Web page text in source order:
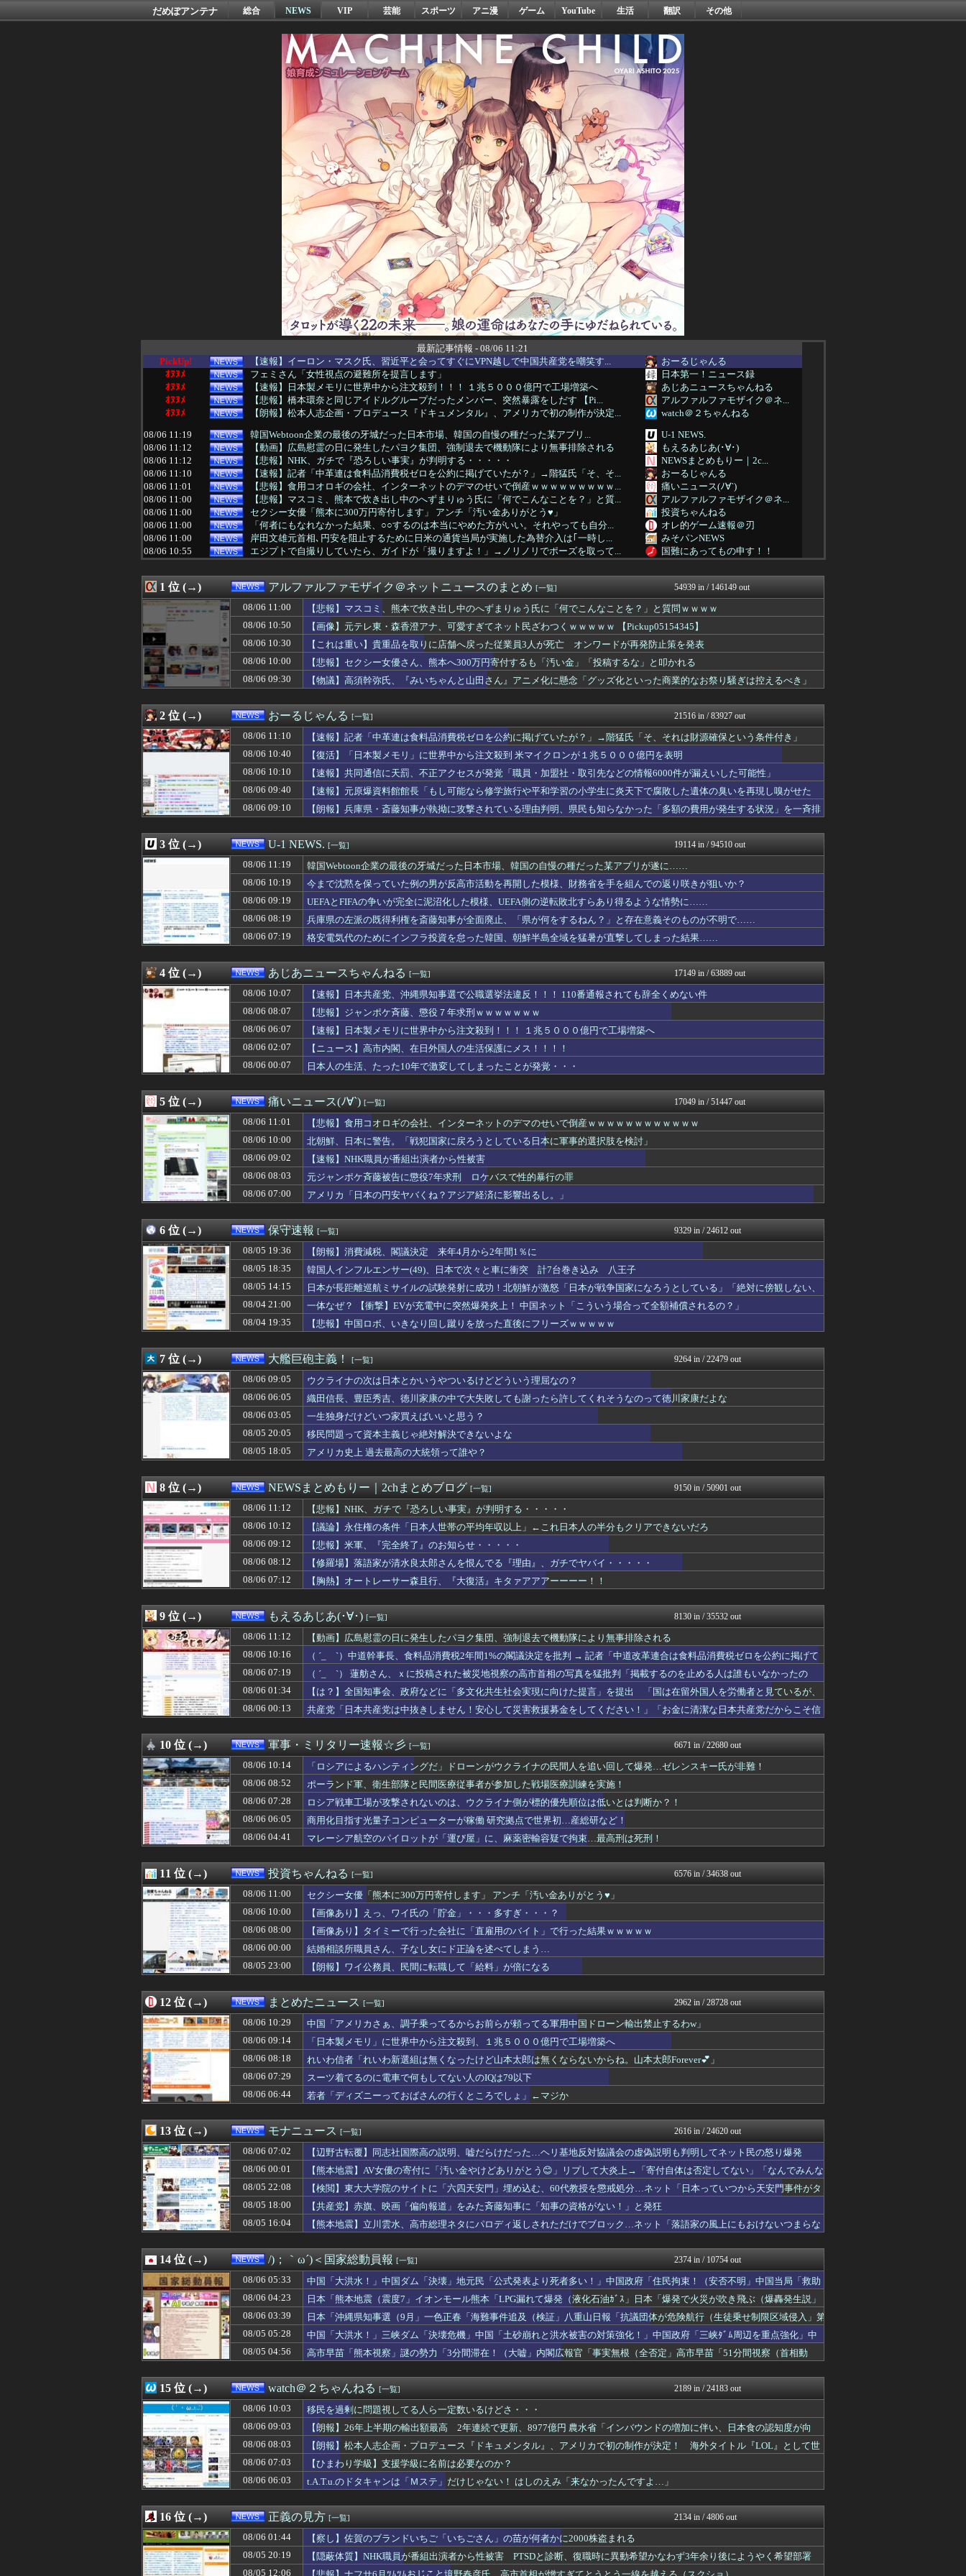
だめぽアンテナ 総合 NEWS VIP 芸能 スポーツ アニ漫 ゲーム YouTube 生活 翻訳 その他
最新記事情報 - 08/06 11:21
PickUp!
【速報】イーロン・マスク氏、習近平と会ってすぐにVPN越しで中国共産党を嘲笑す...
おーるじゃんる
ｵﾇﾇﾒ
フェミさん「女性視点の避難所を提言します」
日本第一！ニュース録
ｵﾇﾇﾒ
【速報】日本製メモリに世界中から注文殺到！！！ １兆５０００億円で工場増築へ
あじあニュースちゃんねる
ｵﾇﾇﾒ
【悲報】橋本環奈と同じアイドルグループだったメンバー、突然暴露をしだす 【Pi...
アルファルファモザイク＠ネ...
ｵﾇﾇﾒ
【朗報】松本人志企画・プロデュース『ドキュメンタル』、アメリカで初の制作が決定...
watch＠２ちゃんねる
08/06 11:19
韓国Webtoon企業の最後の牙城だった日本市場、韓国の自慢の種だった某アプリ...
U-1 NEWS.
08/06 11:12
【動画】広島慰霊の日に発生したパヨク集団、強制退去で機動隊により無事排除される
もえるあじあ(･∀･)
08/06 11:12
【悲報】NHK、ガチで『恐ろしい事実』が判明する・・・・・
NEWSまとめもりー｜2c...
08/06 11:10
【速報】記者「中革連は食料品消費税ゼロを公約に掲げていたが？」→階猛氏「そ、そ...
おーるじゃんる
08/06 11:01
【悲報】食用コオロギの会社、インターネットのデマのせいで倒産ｗｗｗｗｗｗｗｗｗ...
痛いニュース(ﾉ∀`)
08/06 11:00
【悲報】マスコミ、熊本で炊き出し中のへずまりゅう氏に「何でこんなことを？」と質...
アルファルファモザイク＠ネ...
08/06 11:00
セクシー女優「熊本に300万円寄付します」 アンチ「汚い金ありがとう♥」
投資ちゃんねる
08/06 11:00
「何者にもなれなかった結果、○○するのは本当にやめた方がいい。それやっても自分...
オレ的ゲーム速報＠刃
08/06 11:00
岸田文雄元首相､円安を阻止するために日米の通貨当局が実施した為替介入は｢一時し...
みそパンNEWS
08/06 10:55
エジプトで自撮りしていたら、ガイドが「撮りますよ！」→ノリノリでポーズを取って...
国難にあってもの申す！！
08/06 10:41
岸田文雄元首相､円安を阻止するために日米の通貨当局が実施した為替介入は｢一時し...
かせまと！
08/06 10:40
日本トイレットペーパー、輸入44％増で7割が中国産。ネトウヨは手でうんこ拭く時...
にゅーすアルー！
08/06 10:40
【復活】「日本製メモリ」に世界中から注文殺到 米マイクロンが１兆５０００億円を...
おーるじゃんる
08/06 10:38
【悲報】かつて６５０万部を誇った週刊少年ジャンプ、発行部数100万部割れ → ...
政経ワロスまとめニュース♪
08/06 10:30
【これは重い】貴重品を取りに店舗へ戻った従業員3人が死亡 オンワードが再発防止...
アルファルファモザイク＠ネ...
08/06 10:30
既婚男性「大学院生のころにオカリナ教えた小学生が現在の妻ですね」→ネット大荒れ...
オレ的ゲーム速報＠刃
08/06 10:29
【2026年熊本地震】7人犠牲のイオンモール熊本、避難後になぜ再入館? 生存し...
日本第一！ニュース録
08/06 10:29
中国「アメリカさぁ、調子乗ってるからお前らが頼ってる軍用中国ドローン輸出禁止す...
まとめたニュース
08/06 10:19
今まで沈黙を保っていた例の男が反高市活動を再開した模様、財務省を手を組んでの返...
U-1 NEWS.
08/06 10:14
「ロシアによるハンティングだ」ドローンがウクライナの民間人を追い回して爆発…ゼ...
軍事・ミリタリー速報☆彡
08/06 10:12
【議論】永住権の条件「日本人世帯の平均年収以上」←これ日本人の半分もクリアでき...
NEWSまとめもりー｜2c...
08/06 10:10
【速報】共同通信に天罰、不正アクセスが発覚「職員・加盟社・取引先などの情報60...
おーるじゃんる
08/06 10:07
【速報】日本共産党、沖縄県知事選で公職選挙法違反！！！ 110番通報されても辞...
あじあニュースちゃんねる
移民を過剰に問題視してる人ら一定数いるけどさ・・・
watch＠２ちゃんねる
【消費減税】日本の社会保障、岐路に 財源5兆円見通し立たず
黒マッチョニュース
08/06 10:00
【ナゾロジー】老化をほぼ克服しても「体細胞変異」が残ればヒトの寿命は156年、...
常識的に考えた
08/06 10:00
【悲報】セクシー女優さん、熊本へ300万円寄付するも「汚い金」「投稿するな」と...
アルファルファモザイク＠ネ...
08/06 10:00
【画像あり】えっ、ワイ氏の「貯金」・・・多すぎ・・・？
投資ちゃんねる
08/06 10:00
衆院選でほぼ全ての野党「消費税減税するので投票よろしく！！」→現在の野党「消費...
オレ的ゲーム速報＠刃
08/06 10:00
かつて650万部を誇った「週刊少年ジャンプ」、発行部数が初の100万部割れ
みそパンNEWS
08/06 09:59
【悲報】Googleのエンジニア「最近AIで仕事がつまらなくなった」
かせまと！
元原爆資料館館長「もし可能なら修学旅行や平和学習の小学生に腐敗した遺体の臭いを...
国難にあってもの申す！！
08/06 09:40
仕事を嫌々やり続けた結果w
ふぇー速
08/06 09:40
【速報】元原爆資料館館長「もし可能なら修学旅行や平和学習の小学生に炎天下で腐敗...
おーるじゃんる
08/06 09:39
兄貴と同じ会社で就職してるんだけど・・・
ふぇー速
08/06 09:38
【悲報】若年男性が自信喪失してしまった原因が判明 → ………
政経ワロスまとめニュース♪
08/06 09:30
女性を殺害し山に捨てた無職ベトナム人、安定の”在留資格なし”だった
オレ的ゲーム速報＠刃
08/06 09:29
【ＬＰＧ】「イオンモール熊本」爆発の原因は漏れた液化石油ガスか…経産省、全国の...
日本第一！ニュース録
08/06 09:21
アンソロピックの｢クロード ミュトス5｣などAIが指示なくサイバー攻撃 性能評...
理想ちゃんねる
08/06 09:20
【聯合ニュース】 韓国在住の日本人女性インフルエンサー ライブ配信中に死亡
キムチ速報
UEFAとFIFAの争いが完全に泥沼化した模様、UEFA側の逆転敗北すらあり得...
U-1 NEWS.
株式投資、若年男性の自信喪失の原因に 6割超が「人生の敗者」自認
08/06 09:15
むしろ守る人がいない沖縄 〜 玉城デニーと書かれた横断幕を貼る人々、公職選挙法...
08/06 09:14
「日本製メモリ」に世界中から注文殺到、１兆５０００億円で工場増築へ
08/06 09:12
【悲報】米軍、『完全終了』のお知らせ・・・・・
NEWSまとめもりー｜2c...
08/06 09:10
特定外来カミキリムシに1匹300円の賞金をかけた高崎市、初日に1170匹持ち込...
08/06 09:05
ウクライナの次は日本とかいうやついるけどどういう理屈なの？
大艦巨砲主義！
08/06 09:03
【朗報】26年上半期の輸出額最高 2年連続で更新、8977億円 農水省「...
watch＠２ちゃんねる
08/06 09:02
【速報】NHK職員が番組出演者から性被害
痛いニュース(ﾉ∀`)
08/06 09:00
NHKのとある番組出演者、NHK職員に性加害してPTSDに追い込み休職させてい...
オレ的ゲーム速報＠刃
08/06 09:00
【悲報】元キャバ嬢、K-POPアイドルに貢ぎ続けた結果……
アルファルファモザイク＠ネ...
08/06 09:00
【消費減税】日本の社会保障、岐路に 財源5兆円見通し立たず
08/06 09:00
【実質賃金】6カ月連続プラス 21年以来、6月1.6%
08/06 08:55
プレジデント アメリカが介入しないと日本円を守れない異常事態…高市首相の悲願｢...
国難にあってもの申す！！
08/06 08:52
ポーランド軍、衛生部隊と民間医療従事者が参加した戦場医療訓練を実施！
08/06 08:43
清水アキラの息子・清水良太郎さん死去で、落語家・柳家小はだが「いじめ」「暴行」...
08/06 08:40
高市首相の消費減税1％、弁当店はまさかの"価格据え置き"宣言「値下げはしません...
オレ的ゲーム速報＠刃
08/06 08:40
高市早苗、また中国を挑発。731部隊の7月31日に国家情報局を設置してしまった...
08/06 08:40
【速報】町のお弁当屋さん「申し訳ないが消費税1%になったらその分商品代を値上げ...
おーるじゃんる
08/06 08:38
【悲報】共同通信「高市総理、避難所3分間の被災地熊本視察動画に批判！」 → 内...
政経ワロスまとめニュース♪
08/06 08:36
管理職は残業代出さなくていい←これおかしいだろ
かせまと！
08/06 08:30
【画像】みい山作者、声優の花澤香菜さんをXでフォローwwwwwwwwwwwww...
アルファルファモザイク＠ネ...
08/06 08:29
オンワードが貴重品の常時携行を義務付け
日本第一！ニュース録
08/06 08:20
『オッス！はるかちゃん』全巻「99円」セール！全3巻「1,584円」→「297...
08/06 08:19
兵庫県の左派の既得利権を斎藤知事が全面廃止、「県が何をするねん？」と存在意義そ...
U-1 NEWS.
08/06 08:18
れいわ信者「れいわ新選組は無くなったけど山本太郎は無くならないからね。山本太郎...
08/06 08:13
熊本の八代民なんやが家の中がある程度片付いたんやが
08/06 08:12
【修羅場】落語家が清水良太郎さんを恨んでる『理由』、ガチでヤバイ・・・・・
NEWSまとめもりー｜2c...
08/06 08:11
日経「おい、高市。消費税減税の強行は将来に禍根を残すゾ」
とりのまるやき（保守）
08/06 08:11
ふるさと納税って普通に働いてたら絶対した方が得なんか？
就職出来ないからYouTuberになった結果....
08/06 08:10
【速報】日本共産党、熊本地震被災者のホテル二次避難の成果はウチだとアレオレ詐欺...
おーるじゃんる
08/06 08:07
【悲報】ジャンポケ斉藤、懲役７年求刑ｗｗｗｗｗｗｗ
08/06 08:03
実質賃金、6カ月連続プラスｗｗｗ
かせまと！
08/06 08:03
元ジャンポケ斉藤被告に懲役7年求刑 ロケバスで性的暴行の罪
08/06 08:00
「外国人は日本人と同じ生活者で、地域の担い手」…多文化共生実現への提言、全国知...
08/06 08:00
【画像あり】タイミーで行った会社に「直雇用のバイト」で行った結果ｗｗｗｗｗ
投資ちゃんねる
08/06 08:00
消費税減税「しっかりとした代替財源を示して」 自民・鈴木幹事長、党内の反対派に...
みそパンNEWS
08/06 08:00
永住外国人の「生活保護」回避狙った政府 許可要件の厳格化案を発表
08/06 08:00
姚文元とは何者か——四人組で唯一「筆」だけで権力を握った男
08/06 07:55
北海道函館市 女子高校生の首をシャーペンで刺す…41歳の男を現行犯逮捕 面識な...
国難にあってもの申す！！
08/06 07:40
中国人男、スリ目的で日本入国か 山手線で女性から財布を盗む 捜査員に現行犯逮捕...
にゅーすアルー！
08/06 07:33
【朗報】俺たちのラ・ムー やっぱり安い！
かせまと！
08/06 07:29
北朝鮮、日本に警告。「戦犯国家に戻ろうとしている日本に軍事的選択肢を検討」
日本第一！ニュース録
08/06 07:29
スーツ着てるのに電車で何もしてない人のIQは79以下
まとめたニュース
08/06 07:28
ロシア戦車工場が攻撃されないのは、ウクライナ側が標的優先順位は低いとは判断か？...
軍事・ミリタリー速報☆彡
08/06 07:19
（ ´_ゝ`） 蓮舫さん、ｘに投稿された被災地視察の高市首相の写真を猛批判「掲...
もえるあじあ(･∀･)
08/06 07:19
格安電気代のためにインフラ投資を怠った韓国、朝鮮半島全域を猛暑が直撃してしまっ...
U-1 NEWS.
08/06 07:12
【胸熱】オートレーサー森且行、『大復活』キタァアアアーーーー！！
NEWSまとめもりー｜2c...
08/06 07:10
【速報】病院の屋上で「死神に扮して」患者をじっと見つめていた男性を逮捕
おーるじゃんる
08/06 07:06
【悲報】桐谷さん「人生かけて7億円貯めたのにガンで死ぬかも。もっと素直に遊べば...
FX2ちゃんねる｜投資系ま...
08/06 07:03
【ひまわり学級】支援学級に名前は必要なのか？
watch＠２ちゃんねる
08/06 07:03
エアコンのクリーニングしてないやつｗｗｗｗｗｗｗｗ
かせまと！
08/06 07:02
【辺野古転覆】同志社国際高の説明、嘘だらけだった…ヘリ基地反対協議会の虚偽説明...
モナニュース
08/06 07:00
アメリカ「日本の円安ヤバくね？アジア経済に影響出るし。」
08/06 07:00
【兵庫】「原因は感電か」住宅の建築現場で男性作業員２人が死亡 ５０歳くらい 路...
常識的に考えた
08/06 07:00
各社のAI、続々と暴走 勝手に人間のフリをしてサイバー攻撃を仕掛ける事件が相次...
オレ的ゲーム速報＠刃
08/06 07:00
辺野古転覆 タクシー運転手が初証言 負傷生徒「海水死ぬほど飲んだ」「手を骨折し...
08/06 07:00
【栃木】「コンビニ馬鹿にすんなよ」のオーナー夫婦、不起訴
みそパンNEWS
08/06 06:55
佐賀県のブランドいちご「いちごさん」の苗2000株盗まれる [8/5]
国難にあってもの申す！！
08/06 06:40
氷河期おじさん（通称:ヒョガおじ）を徴兵して台湾に派遣するべきという風潮、徐々...
にゅーすアルー！
08/06 06:40
赤く染まってるねえ 〜 【韓国警察】侮辱容疑で韓国スターバックスに家宅捜索 ｢...
反日愚国 恨寓瘻
08/06 06:13
イオンモール熊本の爆発､ガス管に残っていたLPガスが漏れたことが原因か 経産省...
08/06 06:12
【恐怖】酒とタバコを愛する日常系女性YouTuber、ガチで体が終わる・・・
08/06 06:07
【速報】日本製メモリに世界中から注文殺到！！！ １兆５０００億円で工場増築へ
あじあニュースちゃんねる
08/06 06:05
商用化目指す光量子コンピューターが稼働 研究拠点で世界初…産総研など！
08/06 06:05
織田信長、豊臣秀吉、徳川家康の中で大失敗しても謝ったら許してくれそうなのって徳...
08/06 06:03
t.A.T.u.のドタキャンは「Ｍステ」だけじゃない！ はしのえみ「来なかった...
08/06 06:00
そりゃデジタル教材では頭に残らないわけだ…東大教授｢北欧が今､こぞって紙に回帰...
常識的に考えた
08/06 06:00
【子なし夫婦】後悔より周囲の攻撃が怖い…アラサー夫婦の本音
モッコスヌ〜ン
08/06 05:55
JNN世論調査 高市内閣の支持率59.2% 先月調査から6.7ポイント下落・・...
国難にあってもの申す！！
08/06 05:46
【悲報】アイドルが歌下手な理由
まとめたニュース
08/06 05:39
「すぐバレるデマを投稿した理由はこれか」と拡散元の”賢さ”に批判が殺到中、自称...
08/06 05:33
中国「大洪水！」中国ダム「決壊」地元民「公式発表より死者多い！」中国政府「住民...
/)；｀ω´)＜国家総動...
08/06 05:12
【悲報】菊地亜美「夫は日本で仕事、私と子供はマレーシア、夫は毎月会いに来る」←...
NEWSまとめもりー｜2c...
08/06 05:03
【動画】大阪府警の犯人射殺動画、全く撃ち殺す必要なかったｗｗｗｗｗｗｗｗｗｗｗ
08/06 05:00
【天文】その名は「NINJA」 すばる望遠鏡の新しい観測装置が2026年夏から...
08/06 05:00
「日本人の祖先はいったい何者なのか」 古代ゲノム研究が解き明かす現代人・縄文人...
みそパンNEWS
08/06 04:55
東京都町田市名物「イチョウ」54本が一斉に枯れる 伐採した木に使った除草剤が根...
国難にあってもの申す！！
08/06 04:41
ヤマダ電機の店員すっげぇ暇そうにしてたわ😭
理想ちゃんねる
08/06 04:41
マレーシア航空のパイロットが「運び屋」に、麻薬密輸容疑で拘束…最高刑は死刑！
軍事・ミリタリー速報☆彡
08/06 04:23
日本「熊本地震（震度7」イオンモール熊本「LPG漏れて爆発（液化石油ｶﾞｽ」日...
/)；｀ω´)＜国家総動...
08/06 04:12
【消費税減税】農家、ガチで『悲鳴』を上げてしまう・・・・・
NEWSまとめもりー｜2c...
08/06 04:09
死去した有名作家の遺作が予約開始、すると『信じられない問い合わせがあった』と書...
U-1 NEWS.
08/06 04:03
【画像】松本人志さん、大勢の若いファンに囲まれてご満悦wwwwwwwwwwww...
watch＠２ちゃんねる
08/06 04:00
【気象】過去最高21.0度、海の熱がエルニーニョ現象を激甚化させる理由
常識的に考えた
08/06 04:00
【独身男性】顔は悪くないのに結婚できない…ネット民の本音と自己責任論の逆説
モッコスヌ〜ン
08/06 03:55
医師解説…飲酒後の「締めのラーメン欲」の原因は？ 脳の錯覚と真実 [8/5]
国難にあってもの申す！！
08/06 03:39
日本「沖縄県知事選（9月」一色正春「海難事件追及（検証」八重山日報「抗議団体が...
/)；｀ω´)＜国家総動...
08/06 03:17
世界初の超伝導量子熱機関…燃料もピストンもない量子エンジンが回った！
軍事・ミリタリー速報☆彡
08/06 03:05
一生独身だけどいつ家買えばいいと思う？
大艦巨砲主義！
08/06 03:03
【悲報】 週刊少年ジャンプさん、最大発行部数653万部から急降下でついに100...
watch＠２ちゃんねる
08/06 03:00
【気象】冷たく湿った風「やませ」が近い将来「暖かいやませ」に変わるかも?最新の...
常識的に考えた
08/06 03:00
【マクド】関西だけ「マクド」呼ばわり、公式「マック」との断絶が示す地域文化の逆...
モッコスヌ〜ン
08/06 02:55
【画像】福岡、こんなのが普通に走ってるｗｗｗｗｗｗｗｗｗｗｗｗｗｗｗｗｗｗｗｗ...
まとめたニュース
08/06 02:13
元ジャングルポケットメンバーの斉藤慎二被告に懲役7年求刑 ロケバスで女性に性的...
理想ちゃんねる
08/06 02:07
【ニュース】高市内閣、在日外国人の生活保護にメス！！！！
あじあニュースちゃんねる
08/06 02:04
無職ニート生活楽しすぎワロタｗ ふぇー速
1 位 (→) アルファルファモザイク＠ネットニュースのまとめ [一覧] 54939 in / 146149 out
08/06 11:00
【悲報】マスコミ、熊本で炊き出し中のへずまりゅう氏に「何でこんなことを？」と質問ｗｗｗｗ
08/06 10:50
【画像】元テレ東・森香澄アナ、可愛すぎてネット民ざわつくｗｗｗｗｗ 【Pickup05154345】
08/06 10:30
【これは重い】貴重品を取りに店舗へ戻った従業員3人が死亡 オンワードが再発防止策を発表
08/06 10:00
【悲報】セクシー女優さん、熊本へ300万円寄付するも「汚い金」「投稿するな」と叩かれる
08/06 09:30
【物議】高須幹弥氏、『みいちゃんと山田さん』アニメ化に懸念「グッズ化といった商業的なお祭り騒ぎは控えるべき」
2 位 (→) おーるじゃんる [一覧] 21516 in / 83927 out
08/06 11:10
【速報】記者「中革連は食料品消費税ゼロを公約に掲げていたが？」→階猛氏「そ、それは財源確保という条件付き」
08/06 10:40
【復活】「日本製メモリ」に世界中から注文殺到 米マイクロンが１兆５０００億円を表明
08/06 10:10
【速報】共同通信に天罰、不正アクセスが発覚「職員・加盟社・取引先などの情報6000件が漏えいした可能性」
08/06 09:40
【速報】元原爆資料館館長「もし可能なら修学旅行や平和学習の小学生に炎天下で腐敗した遺体の臭いを再現し嗅がせた
い」
08/06 09:10
【朗報】兵庫県・斎藤知事が執拗に攻撃されている理由判明、県民も知らなかった「多額の費用が発生する状況」を一斉排
3 位 (→) U-1 NEWS. [一覧] 19114 in / 94510 out
08/06 11:19
韓国Webtoon企業の最後の牙城だった日本市場、韓国の自慢の種だった某アプリが遂に……
08/06 10:19
今まで沈黙を保っていた例の男が反高市活動を再開した模様、財務省を手を組んでの返り咲きが狙いか？
08/06 09:19
UEFAとFIFAの争いが完全に泥沼化した模様、UEFA側の逆転敗北すらあり得るような情勢に……
08/06 08:19
兵庫県の左派の既得利権を斎藤知事が全面廃止、「県が何をするねん？」と存在意義そのものが不明で……
08/06 07:19
格安電気代のためにインフラ投資を怠った韓国、朝鮮半島全域を猛暑が直撃してしまった結果……
4 位 (→) あじあニュースちゃんねる [一覧] 17149 in / 63889 out
08/06 10:07
【速報】日本共産党、沖縄県知事選で公職選挙法違反！！！ 110番通報されても辞全くめない件
08/06 08:07
【悲報】ジャンポケ斉藤、懲役７年求刑ｗｗｗｗｗｗｗ
08/06 06:07
【速報】日本製メモリに世界中から注文殺到！！！ １兆５０００億円で工場増築へ
08/06 02:07
【ニュース】高市内閣、在日外国人の生活保護にメス！！！！
08/06 00:07
日本人の生活、たった10年で激変してしまったことが発覚・・・
5 位 (→) 痛いニュース(ﾉ∀`) [一覧] 17049 in / 51447 out
08/06 11:01
【悲報】食用コオロギの会社、インターネットのデマのせいで倒産ｗｗｗｗｗｗｗｗｗｗｗｗ
08/06 10:00
北朝鮮、日本に警告。「戦犯国家に戻ろうとしている日本に軍事的選択肢を検討」
08/06 09:02
【速報】NHK職員が番組出演者から性被害
08/06 08:03
元ジャンポケ斉藤被告に懲役7年求刑 ロケバスで性的暴行の罪
08/06 07:00
アメリカ「日本の円安ヤバくね？アジア経済に影響出るし。」
6 位 (→) 保守速報 [一覧] 9329 in / 24612 out
08/05 19:36
【朗報】消費減税、閣議決定 来年4月から2年間1％に
08/05 18:35
韓国人インフルエンサー(49)、日本で次々と車に衝突 計7台巻き込み 八王子
08/05 14:15
日本が長距離巡航ミサイルの試験発射に成功！北朝鮮が激怒「日本が戦争国家になろうとしている」「絶対に傍観しない、
必ず後悔させる」
08/04 21:00
一体なぜ？ 【衝撃】EVが充電中に突然爆発炎上！ 中国ネット「こういう場合って全額補償されるの？」
08/04 19:35
【悲報】中国ロボ、いきなり回し蹴りを放った直後にフリーズｗｗｗｗｗ
7 位 (→) 大艦巨砲主義！ [一覧] 9264 in / 22479 out
08/06 09:05
ウクライナの次は日本とかいうやついるけどどういう理屈なの？
08/06 06:05
織田信長、豊臣秀吉、徳川家康の中で大失敗しても謝ったら許してくれそうなのって徳川家康だよな
08/06 03:05
一生独身だけどいつ家買えばいいと思う？
08/05 20:05
移民問題って資本主義じゃ絶対解決できないよな
08/05 18:05
アメリカ史上 過去最高の大統領って誰や？
8 位 (→) NEWSまとめもりー｜2chまとめブログ [一覧] 9150 in / 50901 out
08/06 11:12
【悲報】NHK、ガチで『恐ろしい事実』が判明する・・・・・
08/06 10:12
【議論】永住権の条件「日本人世帯の平均年収以上」←これ日本人の半分もクリアできないだろ
08/06 09:12
【悲報】米軍、『完全終了』のお知らせ・・・・・
08/06 08:12
【修羅場】落語家が清水良太郎さんを恨んでる『理由』、ガチでヤバイ・・・・・
08/06 07:12
【胸熱】オートレーサー森且行、『大復活』キタァアアアーーーー！！
9 位 (→) もえるあじあ(･∀･) [一覧] 8130 in / 35532 out
08/06 11:12
【動画】広島慰霊の日に発生したパヨク集団、強制退去で機動隊により無事排除される
08/06 10:16
（ ´_ゝ`）中道幹事長、食料品消費税2年間1%の閣議決定を批判 → 記者「中道改革連合は食料品消費税ゼロを公約に掲げて
いたが？」→ 階猛氏「
08/06 07:19
（ ´_ゝ`） 蓮舫さん、ｘに投稿された被災地視察の高市首相の写真を猛批判「掲載するのを止める人は誰もいなかったの
か」「あまりにも愕然としています」
08/06 01:34
【は？】全国知事会、政府などに「多文化共生社会実現に向けた提言」を提出 「国は在留外国人を労働者と見ているが、
日本人と同じ生活者」
08/06 00:13
共産党「日本共産党は中抜きしません！安心して災害救援募金をしてください！」「お金に清潔な日本共産党だからこそ信
10 位 (→) 軍事・ミリタリー速報☆彡 [一覧] 6671 in / 22680 out
08/06 10:14
「ロシアによるハンティングだ」ドローンがウクライナの民間人を追い回して爆発…ゼレンスキー氏が非難！
08/06 08:52
ポーランド軍、衛生部隊と民間医療従事者が参加した戦場医療訓練を実施！
08/06 07:28
ロシア戦車工場が攻撃されないのは、ウクライナ側が標的優先順位は低いとは判断か？！
08/06 06:05
商用化目指す光量子コンピューターが稼働 研究拠点で世界初…産総研など！
08/06 04:41
マレーシア航空のパイロットが「運び屋」に、麻薬密輸容疑で拘束…最高刑は死刑！
11 位 (→) 投資ちゃんねる [一覧] 6576 in / 34638 out
08/06 11:00
セクシー女優「熊本に300万円寄付します」 アンチ「汚い金ありがとう♥」
08/06 10:00
【画像あり】えっ、ワイ氏の「貯金」・・・多すぎ・・・？
08/06 08:00
【画像あり】タイミーで行った会社に「直雇用のバイト」で行った結果ｗｗｗｗｗ
08/06 00:00
結婚相談所職員さん、子なし女にド正論を述べてしまう…
08/05 23:00
【朗報】ワイ公務員、民間に転職して「給料」が倍になる
12 位 (→) まとめたニュース [一覧] 2962 in / 28728 out
08/06 10:29
中国「アメリカさぁ、調子乗ってるからお前らが頼ってる軍用中国ドローン輸出禁止するわw」
08/06 09:14
「日本製メモリ」に世界中から注文殺到、１兆５０００億円で工場増築へ
08/06 08:18
れいわ信者「れいわ新選組は無くなったけど山本太郎は無くならないからね。山本太郎Forever💕」
08/06 07:29
スーツ着てるのに電車で何もしてない人のIQは79以下
08/06 06:44
若者「ディズニーっておばさんの行くところでしょ」←マジか
13 位 (→) モナニュース [一覧] 2616 in / 24620 out
08/06 07:02
【辺野古転覆】同志社国際高の説明、嘘だらけだった…ヘリ基地反対協議会の虚偽説明も判明してネット民の怒り爆発
08/06 00:01
【熊本地震】AV女優の寄付に「汚い金やけどありがとう😊」リプして大炎上→「寄付自体は否定してない」「なんでみんな
そんな汚い言葉使えるの😭」被害者面して火に油を注ぐ
08/05 22:08
【検閲】東大大学院のサイトに「六四天安門」埋め込む、60代教授を懲戒処分…ネット「日本っていつから天安門事件がタ
ブーになったの？」
08/05 18:00
【共産党】赤旗、映画「偏向報道」をみた斉藤知事に「知事の資格がない！」と発狂
08/05 16:04
【熊本地震】立川雲水、高市総理ネタにパロディ返しされただけでブロック…ネット「落語家の風上にもおけないつまらな
14 位 (→) /)；｀ω´)＜国家総動員報 [一覧] 2374 in / 10754 out
08/06 05:33
中国「大洪水！」中国ダム「決壊」地元民「公式発表より死者多い！」中国政府「住民拘束！（安否不明」中国当局「救助
隊動画も削除」台風13号「三峡ﾀﾞﾑ接近中」→
08/06 04:23
日本「熊本地震（震度7」イオンモール熊本「LPG漏れて爆発（液化石油ｶﾞｽ」日本「爆発で火災が吹き飛ぶ（爆轟発生説」
ハビタ「遺族説明の虚偽を認める（営業部長発言」→
08/06 03:39
日本「沖縄県知事選（9月」一色正春「海難事件追及（検証」八重山日報「抗議団体が危険航行（生徒乗せ制限区域侵入」第
三者委員会「抗議団体の構成組織は日本共産党」→
08/05 05:28
中国「大洪水！」三峡ダム「決壊危機」中国「土砂崩れと洪水被害の対策強化！」中国政府「三峡ﾀﾞﾑ周辺を重点強化」中
国ダム「決壊」中国「現場封鎖！（空撮削除」→
08/05 04:56
高市早苗「熊本視察」謎の勢力「3分間滞在！（大嘘」内閣広報官「事実無根（全否定」高市早苗「51分間視察（首相動
15 位 (→) watch＠２ちゃんねる [一覧] 2189 in / 24183 out
08/06 10:03
移民を過剰に問題視してる人ら一定数いるけどさ・・・
08/06 09:03
【朗報】26年上半期の輸出額最高 2年連続で更新、8977億円 農水省「インバウンドの増加に伴い、日本食の認知度が向
上」
08/06 08:03
【朗報】松本人志企画・プロデュース『ドキュメンタル』、アメリカで初の制作が決定！ 海外タイトル『LOL』として世
界25ヶ国・地域で展開
08/06 07:03
【ひまわり学級】支援学級に名前は必要なのか？
08/06 06:03
t.A.T.u.のドタキャンは「Ｍステ」だけじゃない！ はしのえみ「来なかったんですよ…」
16 位 (→) 正義の見方 [一覧] 2134 in / 4806 out
08/06 01:44
【察し】佐賀のブランドいちご「いちごさん」の苗が何者かに2000株盗まれる
08/05 20:19
【隠蔽体質】NHK職員が番組出演者から性被害 PTSDと診断、復職時に異動希望かなわず3年余り後にようやく希望部署
へ…異動できなかった理由、労組通じ申し入れで調査委設置
08/05 12:06